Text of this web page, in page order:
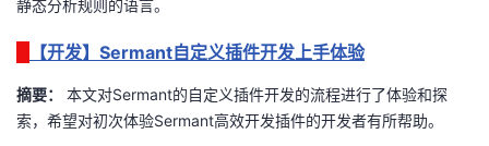
我
的
我
的
技
我
的
静态分析规则的语言。
【开发】Sermant自定义插件开发上手体验
摘要：
本文对Sermant的自定义插件开发的流程进行了体验和探
索，希望对初次体验Sermant高效开发插件的开发者有所帮助。